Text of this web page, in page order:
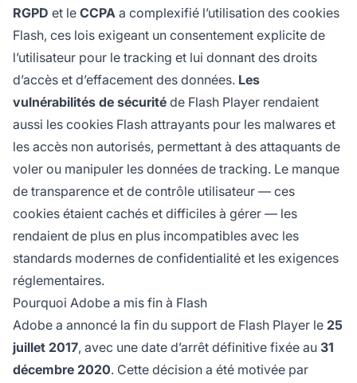
RGPD et le CCPA a complexifié l’utilisation des cookies
Flash, ces lois exigeant un consentement explicite de
l’utilisateur pour le tracking et lui donnant des droits
d’accès et d’effacement des données. Les
vulnérabilités de sécurité de Flash Player rendaient
aussi les cookies Flash attrayants pour les malwares et
les accès non autorisés, permettant à des attaquants de
voler ou manipuler les données de tracking. Le manque
de transparence et de contrôle utilisateur — ces
cookies étaient cachés et difficiles à gérer — les
rendaient de plus en plus incompatibles avec les
standards modernes de confidentialité et les exigences
réglementaires.
Pourquoi Adobe a mis fin à Flash
Adobe a annoncé la fin du support de Flash Player le 25
juillet 2017, avec une date d’arrêt définitive fixée au 31
décembre 2020. Cette décision a été motivée par